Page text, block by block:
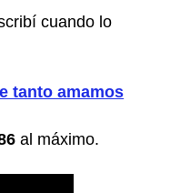
cuando lo
tanto amamos
al máximo.